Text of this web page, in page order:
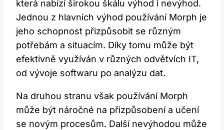
která nabízí širokou škálu výhod i nevýhod.
Jednou z hlavních výhod používání Morph je
jeho schopnost přizpůsobit se různým
potřebám a situacím. Díky tomu může být
efektivně využíván v různých odvětvích IT,
od vývoje softwaru po analýzu dat.
Na druhou stranu však používání Morph
může být náročné na přizpůsobení a učení
se novým procesům. Další nevýhodou může